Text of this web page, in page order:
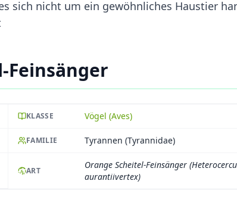
sich nicht um ein gewöhnliches Haustier
Feinsänger
KLASSE Vögel (Aves)
FAMILIE Tyrannen (Tyrannidae)
ART
Orange Scheitel-Feinsänger
aurantiivertex)